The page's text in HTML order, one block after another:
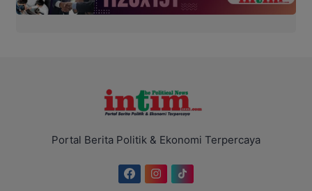
Portal Berita Politik & Ekonomi Terpercaya